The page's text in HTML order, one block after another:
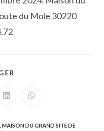
du Mole 30220
Ouvrir
fenêtre
Ouvrir
fenêtre
MAISON DU GRAND SITE DE